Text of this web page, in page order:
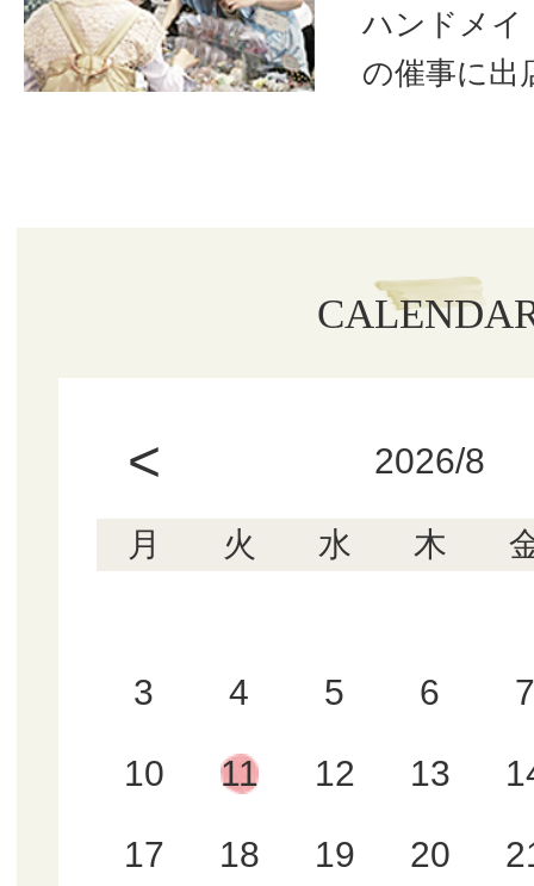
ハンドメイ
の催事に出
< 2026/8
月 火 水 木
3 4 5 6 7
10 11 12 13
17 18 19 20